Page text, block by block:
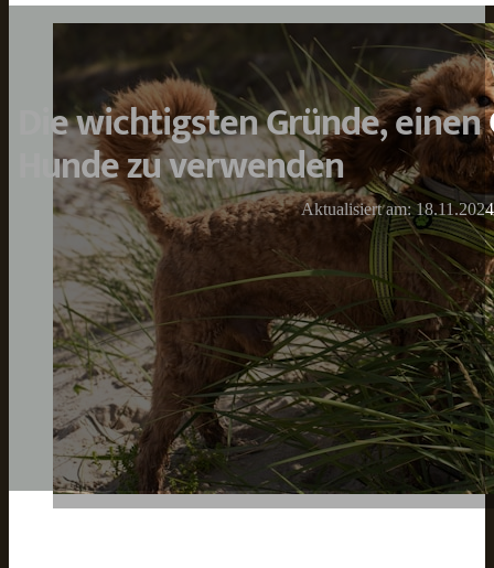
Die wichtigsten Gründe,
Hunde zu verwenden
Aktualisiert am: 18.11.2024